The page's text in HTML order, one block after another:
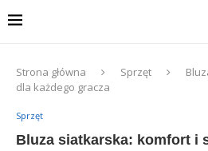
Strona główna Sprzęt
dla każdego gracza
Sprzęt
Bluza siatkarska: komfort i